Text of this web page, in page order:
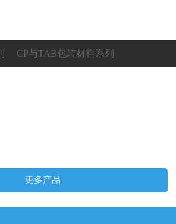
CP与TAB包装材料系列
托盘系列
更多产品